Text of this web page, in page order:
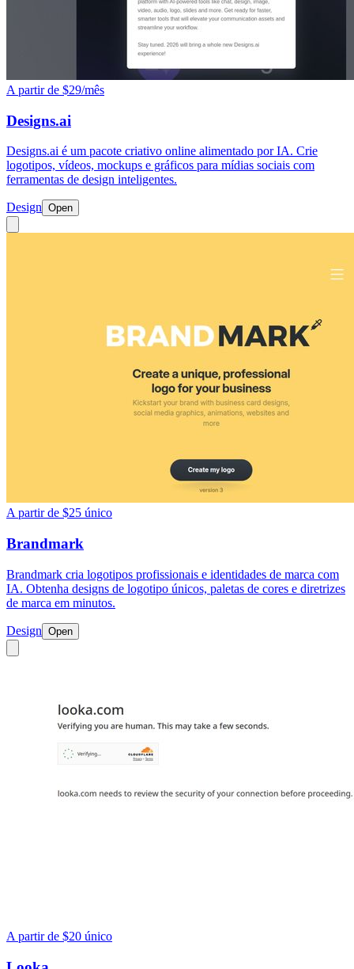
A partir de $29/mês
Designs.ai
Designs.ai é um pacote criativo online alimentado por IA. Crie
logotipos, vídeos, mockups e gráficos para mídias sociais com
ferramentas de design inteligentes.
Design Open
A partir de $25 único
Brandmark
Brandmark cria logotipos profissionais e identidades de marca com
IA. Obtenha designs de logotipo únicos, paletas de cores e diretrizes
de marca em minutos.
Design Open
A partir de $20 único